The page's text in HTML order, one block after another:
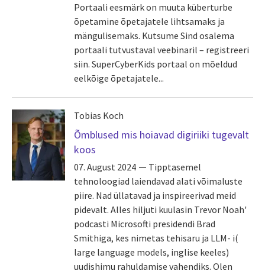
Portaali eesmärk on muuta küberturbe
õpetamine õpetajatele lihtsamaks ja
mängulisemaks. Kutsume Sind osalema
portaali tutvustaval veebinaril – registreeri
siin. SuperCyberKids portaal on mõeldud
eelkõige õpetajatele...
Tobias Koch
Õmblused mis hoiavad digiriiki tugevalt
koos
07. August 2024
Tipptasemel
tehnoloogiad laiendavad alati võimaluste
piire. Nad üllatavad ja inspireerivad meid
pidevalt. Alles hiljuti kuulasin Trevor Noah'
podcasti Microsofti presidendi Brad
Smithiga, kes nimetas tehisaru ja LLM- i(
large language models, inglise keeles)
uudishimu rahuldamise vahendiks. Olen